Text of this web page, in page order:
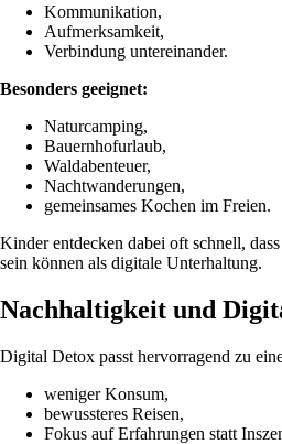
Kommunikation,
Aufmerksamkeit,
Verbindung untereinander.
Besonders geeignet:
Naturcamping,
Bauernhofurlaub,
Waldabenteuer,
Nachtwanderungen,
gemeinsames Kochen im Freien.
Kinder entdecken dabei oft schnell,
sein können als digitale Unterhaltung.
Nachhaltigkeit und
Digital Detox passt hervorragend zu
weniger Konsum,
bewussteres Reisen,
Fokus auf Erfahrungen statt